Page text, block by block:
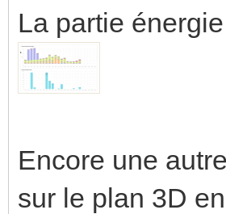
La partie
Encore une
sur le plan 3D